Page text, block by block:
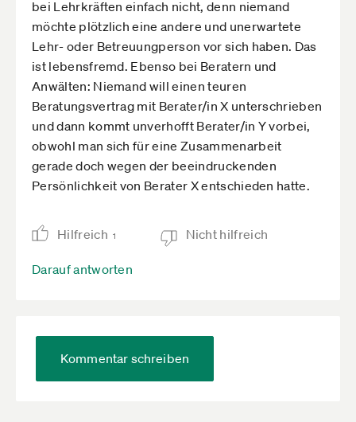
bei Lehrkräften einfach nicht, denn niemand
möchte plötzlich eine andere und unerwartete
Lehr- oder Betreuungperson vor sich haben. Das
ist lebensfremd. Ebenso bei Beratern und
Anwälten: Niemand will einen teuren
Beratungsvertrag mit Berater/in X unterschrieben
und dann kommt unverhofft Berater/in Y vorbei,
obwohl man sich für eine Zusammenarbeit
gerade doch wegen der beeindruckenden
Persönlichkeit von Berater X entschieden hatte.
Hilfreich 1 Nicht hilfreich
Darauf antworten
Kommentar schreiben